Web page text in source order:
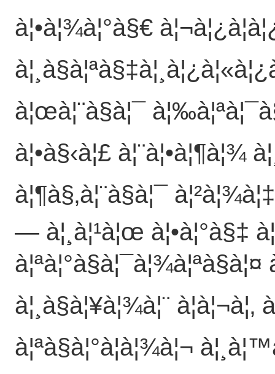
à¦•à¦¾à¦°à§€
à¦œà¦¨à§à¦¯
à¦•à§‹à¦£ à¦¨à¦•à¦¶à¦¾
à¦¶à§‚à¦¨à§à¦¯
— à¦¸à¦¹à¦œ à¦•à¦°à§‡
à¦¸à§à¦¥à¦¾à¦¨
à¦ªà§à¦°à¦­à¦¾à¦¬